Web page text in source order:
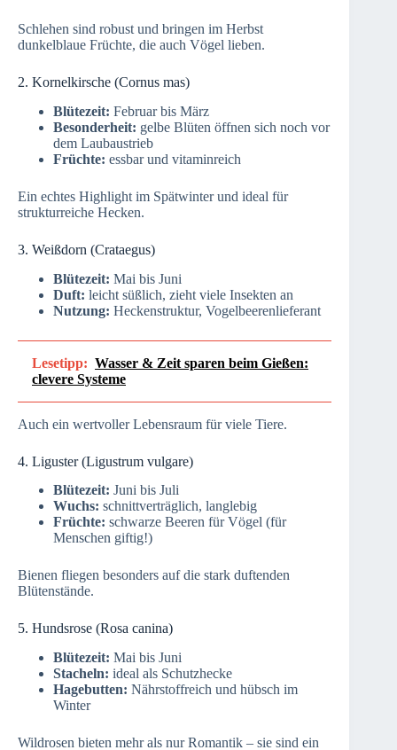
Schlehen sind robust und bringen im Herbst
dunkelblaue Früchte, die auch Vögel lieben.
2. Kornelkirsche (Cornus mas)
Blütezeit: Februar bis März
Besonderheit: gelbe Blüten öffnen sich noch vor
dem Laubaustrieb
Früchte: essbar und vitaminreich
Ein echtes Highlight im Spätwinter und ideal für
strukturreiche Hecken.
3. Weißdorn (Crataegus)
Blütezeit: Mai bis Juni
Duft: leicht süßlich, zieht viele Insekten an
Nutzung: Heckenstruktur, Vogelbeerenlieferant
Lesetipp: Wasser & Zeit sparen beim Gießen:
clevere Systeme
Auch ein wertvoller Lebensraum für viele Tiere.
4. Liguster (Ligustrum vulgare)
Blütezeit: Juni bis Juli
Wuchs: schnittverträglich, langlebig
Früchte: schwarze Beeren für Vögel (für
Menschen giftig!)
Bienen fliegen besonders auf die stark duftenden
Blütenstände.
5. Hundsrose (Rosa canina)
Blütezeit: Mai bis Juni
Stacheln: ideal als Schutzhecke
Hagebutten: Nährstoffreich und hübsch im
Winter
Wildrosen bieten mehr als nur Romantik – sie sind ein